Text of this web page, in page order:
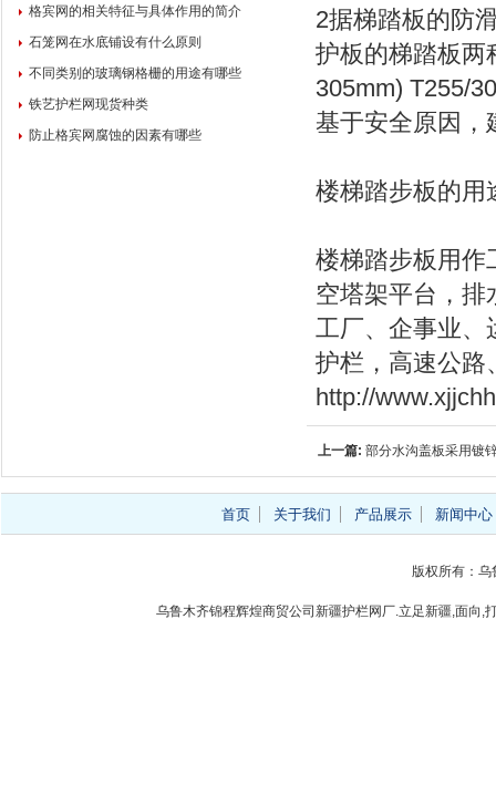
2据梯踏板的防
护板的梯踏板两
305mm) T255/
基于安全原因，
楼梯踏步板的用
楼梯踏步板用作
空塔架平台，
工厂、企事业、
护栏，高速公
http://
上一篇:部分水沟盖板采用镀
里？
格宾网的相关特征与具体作用的简介
石笼网在水底铺设有什么原则
不同类别的玻璃钢格栅的用途有哪些
铁艺护栏网现货种类
防止格宾网腐蚀的因素有哪些
首页 关于我们 产品展示 新闻中心
版权所有：乌
乌鲁木齐锦程辉煌商贸公司新疆护栏网厂.立足新疆,面向,